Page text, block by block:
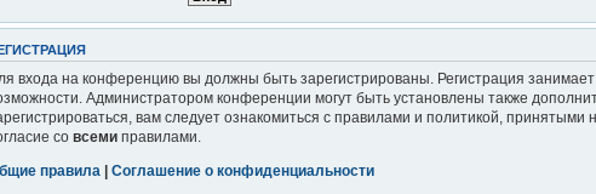
входа на конференцию вы должны быть зарегистрированы. Регистрация
Администратором конференции могут быть установлены также
вам следует ознакомиться с правилами и политикой,
со всеми правилами.
правила | Соглашение о конфиденциальности